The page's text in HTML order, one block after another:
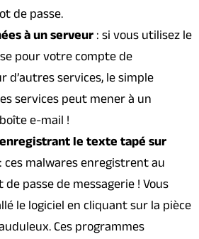
de passe.
à un serveur : si vous utilisez le
pour votre compte de
d’autres services, le simple
services peut mener à un
e-mail !
le texte tapé sur
: ces malwares enregistrent au
passe de messagerie ! Vous
le logiciel en cliquant sur la pièce
Ces programmes